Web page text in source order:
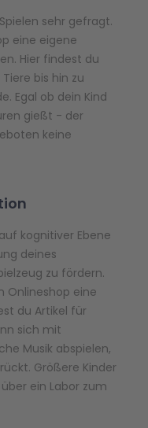
sehr gefragt.
eine eigene
Hier findest du
bis hin zu
Egal ob dein Kind
gießt - der
keine
kognitiver Ebene
deines
zu fördern.
Onlineshop eine
du Artikel für
sich mit
Musik abspielen,
Größere Kinder
ein Labor zum